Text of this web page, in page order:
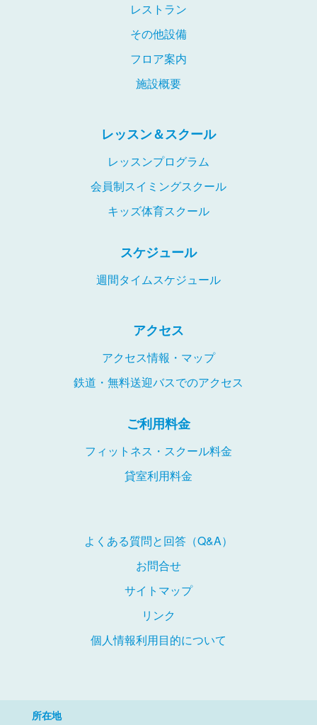
レストラン
その他設備
フロア案内
施設概要
レッスン＆スクール
レッスンプログラム
会員制スイミングスクール
キッズ体育スクール
スケジュール
週間タイムスケジュール
アクセス
アクセス情報・マップ
鉄道・無料送迎バスでのアクセス
ご利用料金
フィットネス・スクール料金
貸室利用料金
よくある質問と回答（Q&A）
お問合せ
サイトマップ
リンク
個人情報利用目的について
所在地